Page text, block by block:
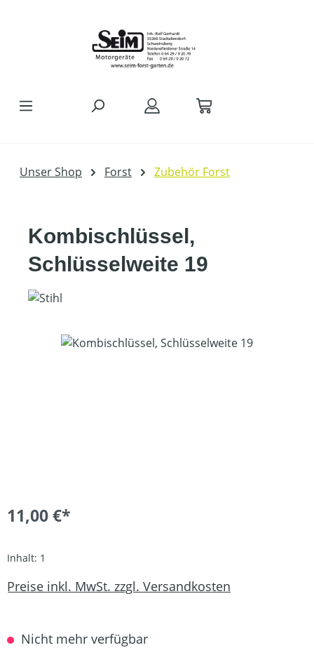
Unser Shop Forst Zubehör Forst
Kombischlüssel,
Schlüsselweite 19
Bildergalerie überspringen
11,00 €*
Inhalt: 1
Preise inkl. MwSt. zzgl. Versandkosten
Nicht mehr verfügbar